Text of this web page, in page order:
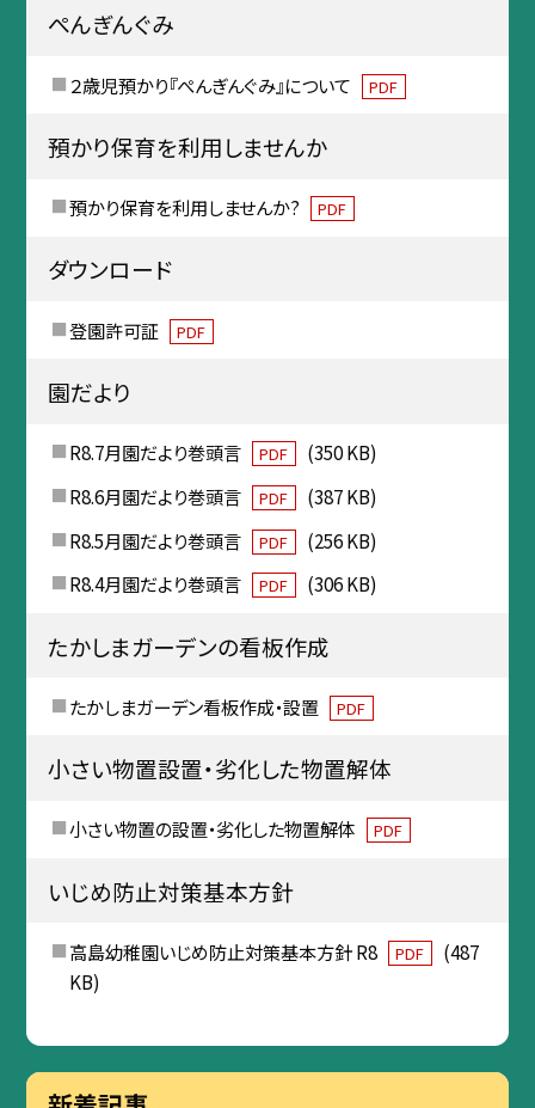
ぺんぎんぐみ
２歳児預かり『ぺんぎんぐみ』について PDF
預かり保育を利用しませんか
預かり保育を利用しませんか? PDF
ダウンロード
登園許可証 PDF
園だより
R8.7月園だより巻頭言 PDF
(350 KB)
R8.6月園だより巻頭言
PDF
(387 KB)
R8.5月園だより巻頭言
PDF
(256 KB)
R8.4月園だより巻頭言
PDF (306 KB)
たかしまガーデンの看板作成
たかしまガーデン看板作成・設置 PDF
小さい物置設置・劣化した物置解体
小さい物置の設置・劣化した物置解体 PDF
いじめ防止対策基本方針
高島幼稚園いじめ防止対策基本方針 R8 PDF
(487
KB)